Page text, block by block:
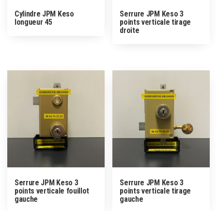
Cylindre JPM Keso
longueur 45
Serrure JPM Keso 3
points verticale tirage
droite
Serrure JPM Keso 3
points verticale fouillot
gauche
Serrure JPM Keso 3
points verticale tirage
gauche